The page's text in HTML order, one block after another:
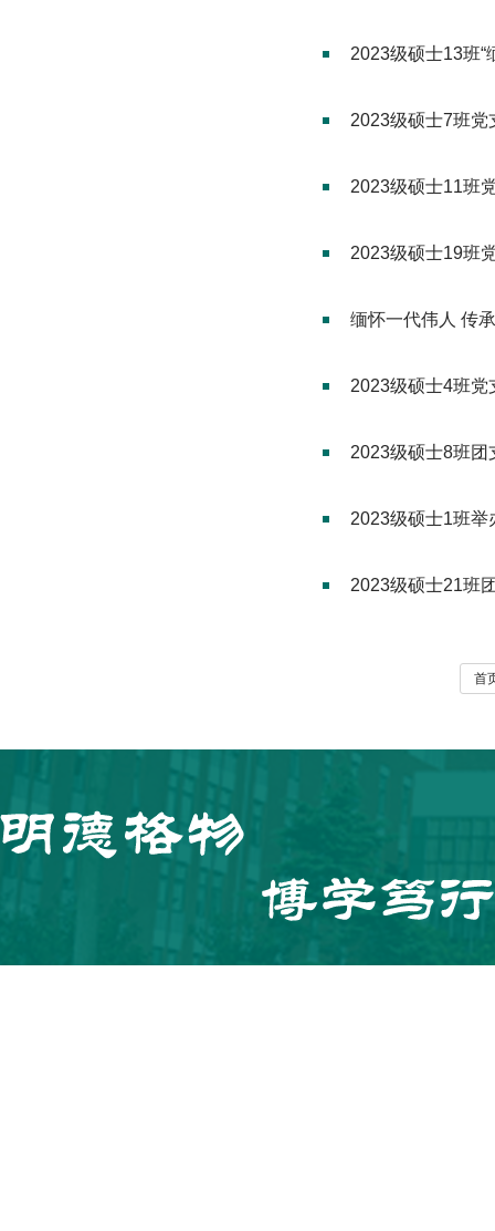
2023级硕士13班“
2023级硕士7班党
2023级硕士11班
2023级硕士19班
缅怀一代伟人 传
2023级硕士4班党
2023级硕士8班团
2023级硕士1班举
2023级硕士21班
首